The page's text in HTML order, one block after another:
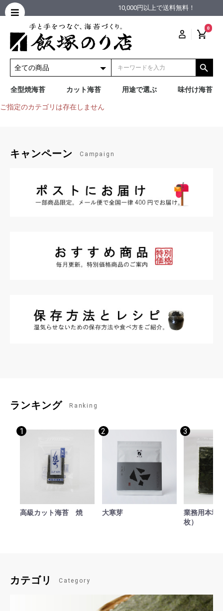
10,000円以上で送料無料！
0
全型焼海苔 カット海苔 用途で選ぶ 味付け海苔
ご指定のカテゴリは存在しません
キャンペーン Campaign
ランキング Ranking
1
高級カット海苔 焼
2
大寒芽
3
業務用本場
枚）
カテゴリ Category